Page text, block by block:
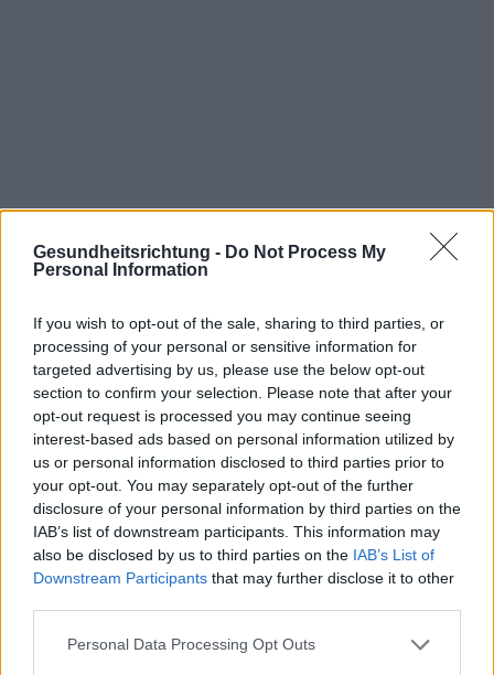
Gesundheitsrichtung - Do Not Process My
Personal Information
If you wish to opt-out of the sale, sharing to third parties, or
processing of your personal or sensitive information for
targeted advertising by us, please use the below opt-out
section to confirm your selection. Please note that after your
opt-out request is processed you may continue seeing
interest-based ads based on personal information utilized by
us or personal information disclosed to third parties prior to
your opt-out. You may separately opt-out of the further
disclosure of your personal information by third parties on the
IAB’s list of downstream participants. This information may
also be disclosed by us to third parties on the IAB’s List of
Downstream Participants that may further disclose it to other
Please note that this website/app uses one or more Google
Personal Data Processing Opt Outs
Interessant? Teilen sie es auf Facebook!
Möchten Sie auf dem Laufenden bleiben?
Folgen Sie uns auf
G o
News
ZUGEHÖRIG
Themen Diät Gewichtsabnahme Krebs
Sehen Sie es auch auf english español français